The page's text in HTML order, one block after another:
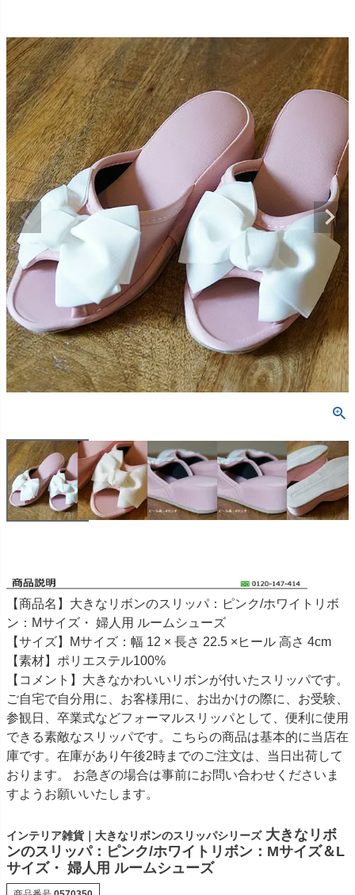
【商品名】大きなリボンのスリッパ：ピンク/ホワイトリボ
ン：Mサイズ・ 婦人用 ルームシューズ
【サイズ】Mサイズ：幅 12 × 長さ 22.5 ×ヒール 高さ 4cm
【素材】ポリエステル100%
【コメント】大きなかわいいリボンが付いたスリッパです。
ご自宅で自分用に、お客様用に、お出かけの際に、お受験、
参観日、卒業式などフォーマルスリッパとして、便利に使用
できる素敵なスリッパです。こちらの商品は基本的に当店在
庫です。在庫があり午後2時までのご注文は、当日出荷して
おります。 お急ぎの場合は事前にお問い合わせくださいま
すようお願いいたします。
インテリア雑貨｜大きなリボンのスリッパシリーズ 大きなリボ
ンのスリッパ：ピンク/ホワイトリボン：Mサイズ＆L
サイズ・ 婦人用 ルームシューズ